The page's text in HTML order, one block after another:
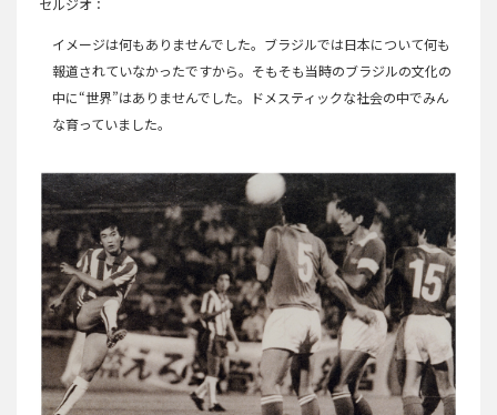
イメージは何もありませんでした。ブラジルでは日本について何も
報道されていなかったですから。そもそも当時のブラジルの文化の
中に“世界”はありませんでした。ドメスティックな社会の中でみん
な育っていました。